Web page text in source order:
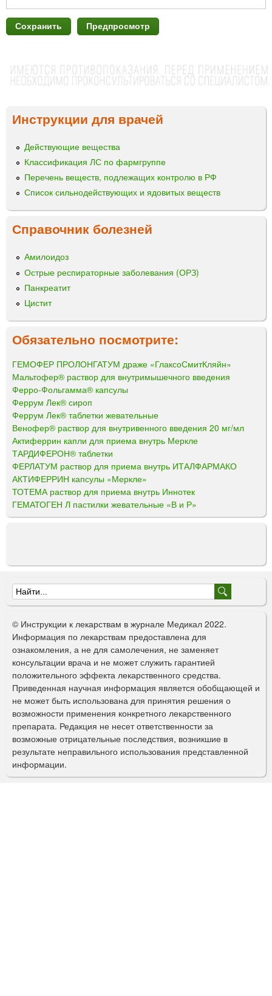
Инструкции для врачей
Действующие вещества
Классификация ЛС по фармгруппе
Перечень веществ, подлежащих контролю в РФ
Список сильнодействующих и ядовитых веществ
Справочник болезней
Амилоидоз
Острые респираторные заболевания (ОРЗ)
Панкреатит
Цистит
Обязательно посмотрите:
ГЕМОФЕР ПРОЛОНГАТУМ драже «ГлаксоСмитКляйн»
Мальтофер® раствор для внутримышечного введения
Ферро-Фольгамма® капсулы
Феррум Лек® сироп
Феррум Лек® таблетки жевательные
Венофер® раствор для внутривенного введения 20 мг/мл
Актиферрин капли для приема внутрь Меркле
ТАРДИФЕРОН® таблетки
ФЕРЛАТУМ раствор для приема внутрь ИТАЛФАРМАКО
АКТИФЕРРИН капсулы «Меркле»
ТОТЕМА раствор для приема внутрь Иннотек
ГЕМАТОГЕН Л пастилки жевательные «В и Р»
Ф
о
р
м
а
п
о
и
с
к
© Инструкции к лекарствам в журнале Медикал 2022.
Информация по лекарствам предоставлена для
ознакомления, а не для самолечения, не заменяет
консультации врача и не может служить гарантией
положительного эффекта лекарственного средства.
Приведенная научная информация является обобщающей и
не может быть использована для принятия решения о
возможности применения конкретного лекарственного
препарата. Редакция не несет ответственности за
возможные отрицательные последствия, возникшие в
результате неправильного использования представленной
информации.